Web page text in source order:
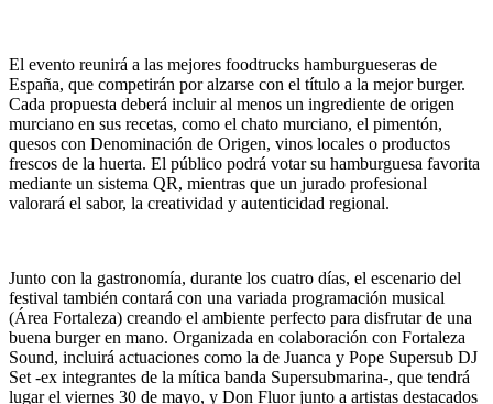
El evento reunirá a las mejores foodtrucks hamburgueseras de
España, que competirán por alzarse con el título a la mejor burger.
Cada propuesta deberá incluir al menos un ingrediente de origen
murciano en sus recetas, como el chato murciano, el pimentón,
quesos con Denominación de Origen, vinos locales o productos
frescos de la huerta. El público podrá votar su hamburguesa favorita
mediante un sistema QR, mientras que un jurado profesional
valorará el sabor, la creatividad y autenticidad regional.
Junto con la gastronomía, durante los cuatro días, el escenario del
festival también contará con una variada programación musical
(Área Fortaleza) creando el ambiente perfecto para disfrutar de una
buena burger en mano. Organizada en colaboración con Fortaleza
Sound, incluirá actuaciones como la de Juanca y Pope Supersub DJ
Set -ex integrantes de la mítica banda Supersubmarina-, que tendrá
lugar el viernes 30 de mayo, y Don Fluor junto a artistas destacados